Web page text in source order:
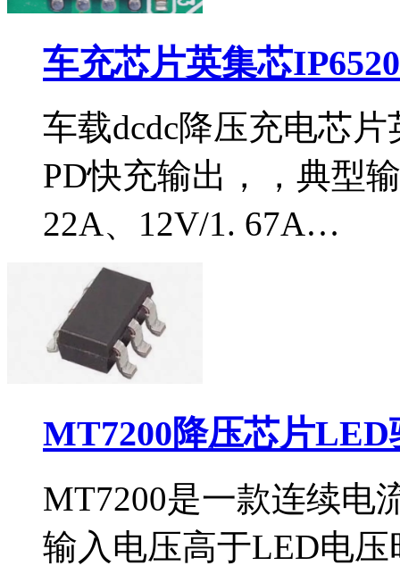
车充芯片英集芯
车载dcdc降压充电芯
PD快充输出，，典型
22A、12V/1. 67A…
MT7200降压芯片
MT7200是一款连续电
输入电压高于LED电